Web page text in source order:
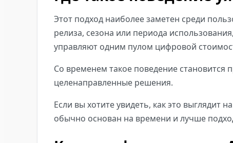
Этот подход наиболее заметен среди
релиза, сезона или периода
управляют одним пулом цифровой
Со временем такое поведение
целенаправленные решения.
Если вы хотите увидеть, как это выглядит
обычно основан на времени и лучше